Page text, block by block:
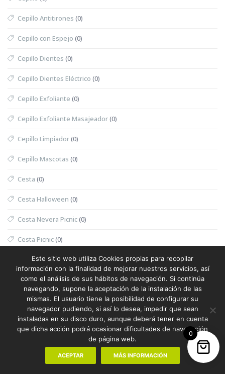
Cepillo Antitirones (0)
Cepillo con Espejo (0)
Cepillo Dientes (0)
Cepillo Dientes Eléctrico (0)
Cepillo Exfoliante (0)
Cepillo Exfoliante Masajeador(0)
Cepillo Limpiador(0)
Cepillo Mascotas (0)
Cesta (0)
Cesta Halloween (0)
Cesta Nevera Picnic(0)
Cesta Picnic(0)
Cesta Térmica (0)
Chaleco (1)
Chaleco Mujer (0)
Chaleco Reflectante(0)
0
Este sitio web utiliza Cookies propias para recopilar
información con la finalidad de mejorar nuestros servicios, así
como el análisis de sus hábitos de navegación. Si continúa
navegando, supone la aceptación de la instalación de las
mismas. El usuario tiene la posibilidad de configurar su
navegador pudiendo, si así lo desea, impedir que sean
instaladas en su disco duro, aunque deberá tener en cuenta
que dicha acción podrá ocasionar dificultades de navegación
de página web.
ACEPTAR MÁS INFORMACIÓN